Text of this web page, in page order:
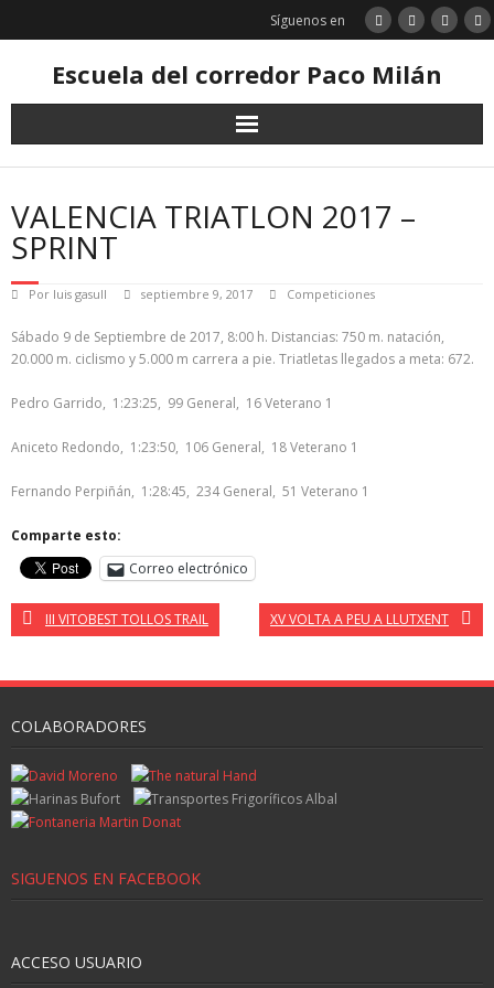
Síguenos en
Escuela del corredor Paco Milán
VALENCIA TRIATLON 2017 –
SPRINT
Por luis gasull septiembre 9, 2017 Competiciones
Sábado 9 de Septiembre de 2017, 8:00 h. Distancias: 750 m. natación,
20.000 m. ciclismo y 5.000 m carrera a pie. Triatletas llegados a meta: 672.
Pedro Garrido, 1:23:25, 99 General, 16 Veterano 1
Aniceto Redondo, 1:23:50, 106 General, 18 Veterano 1
Fernando Perpiñán, 1:28:45, 234 General, 51 Veterano 1
Comparte esto:
Correo electrónico
III VITOBEST TOLLOS TRAIL XV VOLTA A PEU A LLUTXENT
COLABORADORES
SIGUENOS EN FACEBOOK
ACCESO USUARIO